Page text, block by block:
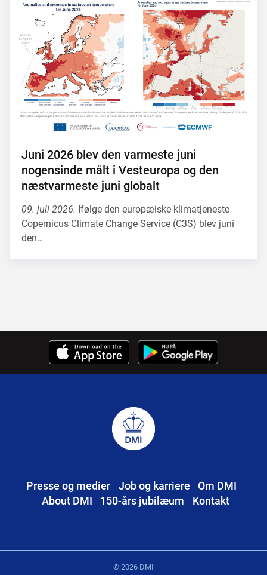
Juni 2026 blev den varmeste juni
nogensinde målt i Vesteuropa og den
næstvarmeste juni globalt
09. juli 2026. Ifølge den europæiske klimatjeneste
Copernicus Climate Change Service (C3S) blev juni
den…
Presse og medier Job og karriere
Om DMI
About DMI
150-års jubilæum Kontakt
© 2026 DMI